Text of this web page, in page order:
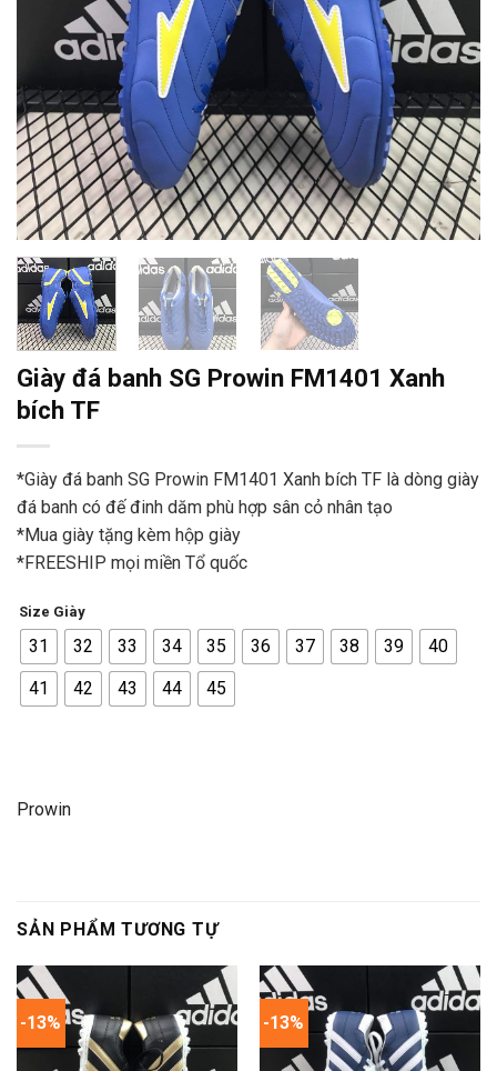
Giày đá banh SG Prowin FM1401 Xanh
bích TF
*Giày đá banh SG Prowin FM1401 Xanh bích TF là dòng giày
đá banh có đế đinh dăm phù hợp sân cỏ nhân tạo
*Mua giày tặng kèm hộp giày
*FREESHIP mọi miền Tổ quốc
Size Giày
31 32 33 34 35 36 37 38 39
40
41
42 43 44 45
Prowin
SẢN PHẨM TƯƠNG TỰ
-13% -13%